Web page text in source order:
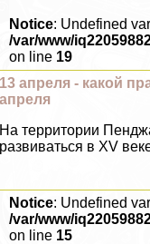
Notice: Undefined
/var/www/
on line 19
13 апреля - какой
апреля
На территории
развиваться в XV
Notice: Undefined
/var/www/
on line 15